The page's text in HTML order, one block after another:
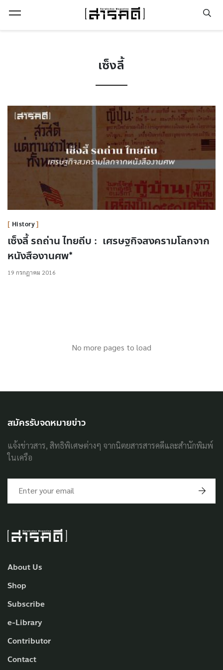
เซ็งลี้
History
เซ็งลี้ รถถ่าน ไทยถีบ : เศรษฐกิจสงครามโลกจาก
หนังสืองานศพ*
19 กรกฎาคม 2016
No more pages to load
About Us
Shop
Subscribe
e-Library
Contributor
Contact
สมัครรับจดหมายข่าว
แจ้งข่าวสาร, สิทธิพิเศษต่างๆ จากนิตยสารสารคดีและสำนักพิมพ์
ในเครือ